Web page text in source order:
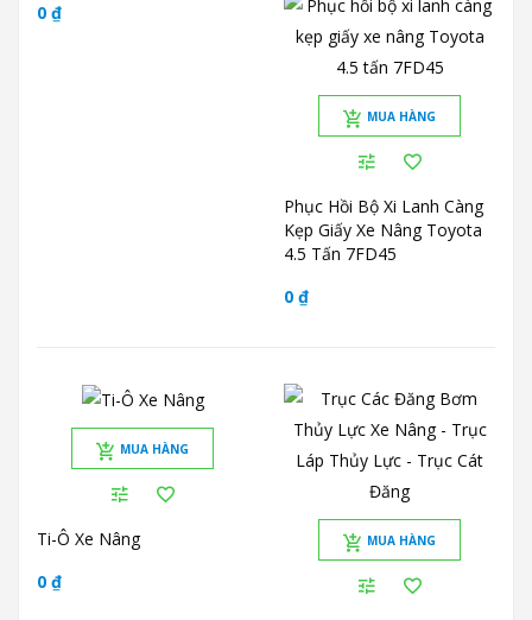
0 ₫
MUA HÀNG
Phục Hồi Bộ Xi Lanh Càng
Kẹp Giấy Xe Nâng Toyota
4.5 Tấn 7FD45
0 ₫
MUA HÀNG
Ti-Ô Xe Nâng
0 ₫
MUA HÀNG